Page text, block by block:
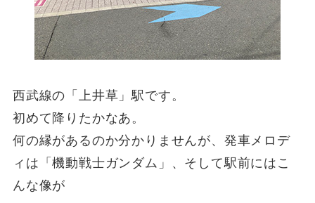
西武線の「上井草」駅です。
初めて降りたかなあ。
何の縁があるのか分かりませんが、発車メロデ
ィは「機動戦士ガンダム」、そして駅前にはこ
んな像が